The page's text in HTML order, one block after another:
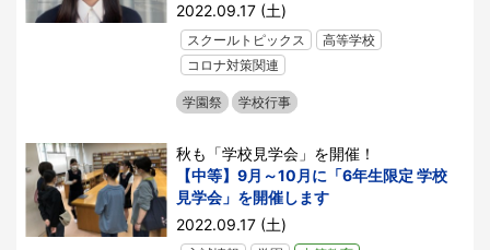
2022.09.17 (土)
スクールトピックス
高等学校
コロナ対策関連
学園祭 学校行事
秋も「学校見学会」を開催！
【中等】9月～10月に「6年生限定 学校
見学会」を開催します
2022.09.17 (土)